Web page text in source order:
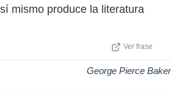
mismo produce la literatura
Ver frase
George Pierce Baker